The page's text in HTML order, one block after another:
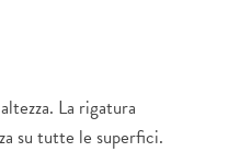
La rigatura
su tutte le superfici.